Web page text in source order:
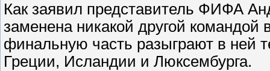
Как заявил представитель ФИФА
заменена никакой другой командой
финальную часть разыграют в ней
Греции, Исландии и Люксембурга.